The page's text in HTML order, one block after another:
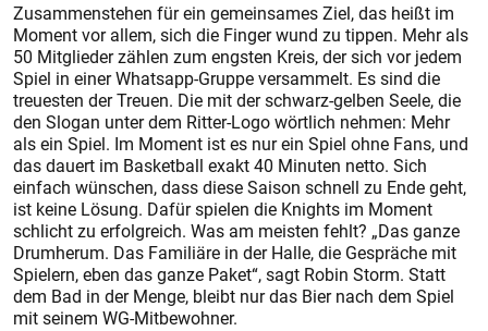
Zusammenstehen für ein gemeinsames Ziel, das heißt im
Moment vor allem, sich die Finger wund zu tippen. Mehr als
50 Mitglieder zählen zum engsten Kreis, der sich vor jedem
Spiel in einer Whatsapp-Gruppe versammelt. Es sind die
treuesten der Treuen. Die mit der schwarz-gelben Seele, die
den Slogan unter dem Ritter-Logo wörtlich nehmen: Mehr
als ein Spiel. Im Moment ist es nur ein Spiel ohne Fans, und
das dauert im Basketball exakt 40 Minuten netto. Sich
einfach wünschen, dass diese Saison schnell zu Ende geht,
ist keine Lösung. Dafür spielen die Knights im Moment
schlicht zu erfolgreich. Was am meisten fehlt? „Das ganze
Drumherum. Das Familiäre in der Halle, die Gespräche mit
Spielern, eben das ganze Paket“, sagt Robin Storm. Statt
dem Bad in der Menge, bleibt nur das Bier nach dem Spiel
mit seinem WG-Mitbewohner.